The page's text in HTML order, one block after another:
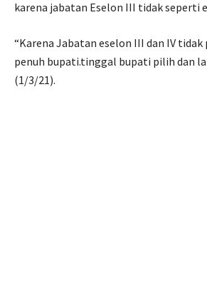
karena jabatan Eselon III tidak seperti
“Karena Jabatan eselon III dan IV
penuh bupati.tinggal bupati pilih dan
(1/3/21).